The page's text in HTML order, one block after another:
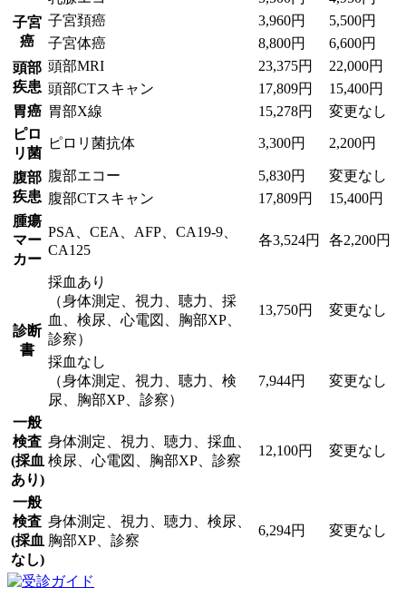
子宮
癌
子宮頚癌 3,960円
5,500円
子宮体癌
8,800円
6,600円
頭部
疾患
頭部MRI 23,375円
22,000円
頭部CTスキャン
17,809円
15,400円
胃癌 胃部X線 15,278円
変更なし
ピロ
リ菌
ピロリ菌抗体 3,300円 2,200円
腹部
疾患
腹部エコー 5,830円
変更なし
腹部CTスキャン
17,809円
15,400円
腫瘍
マー
カー
PSA、CEA、AFP、CA19-9、
CA125
各3,524円 各2,200円
診断
書
採血あり
（身体測定、視力、聴力、採
血、検尿、心電図、胸部XP、
診察）
13,750円 変更なし
採血なし
（身体測定、視力、聴力、検
尿、胸部XP、診察）
7,944円 変更なし
一般
検査
(採血
あり)
身体測定、視力、聴力、採血、
検尿、心電図、胸部XP、診察
12,100円 変更なし
一般
検査
(採血
なし)
身体測定、視力、聴力、検尿、
胸部XP、診察
6,294円 変更なし